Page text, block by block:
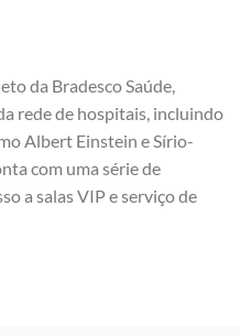
da Bradesco Saúde,
rede de hospitais, incluindo
Albert Einstein e Sírio-
com uma série de
a salas VIP e serviço de